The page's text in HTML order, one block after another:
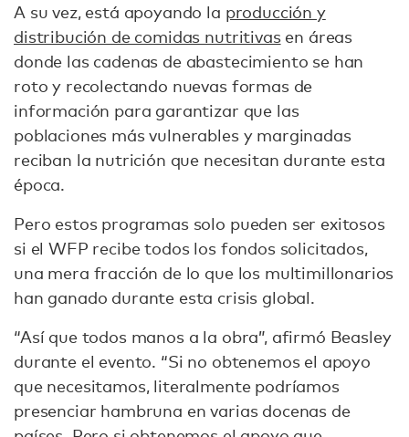
A su vez, está apoyando la producción y
distribución de comidas nutritivasen áreas
donde las cadenas de abastecimiento se han
roto y recolectando nuevas formas de
información para garantizar que las
poblaciones más vulnerables y marginadas
reciban la nutrición que necesitan durante esta
época.
Pero estos programas solo pueden ser exitosos
si el WFP recibe todos los fondos solicitados,
una mera fracción de lo que los multimillonarios
han ganado durante esta crisis global.
“Así que todos manos a la obra”, afirmó Beasley
durante el evento. “Si no obtenemos el apoyo
que necesitamos, literalmente podríamos
presenciar hambruna en varias docenas de